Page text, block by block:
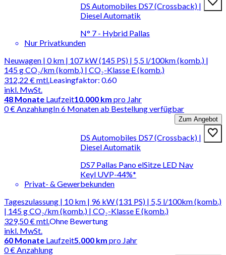
DS Automobiles DS7 (Crossback) |
Diesel Automatik
N° 7 - Hybrid Pallas
Nur Privatkunden
Neuwagen | 0 km | 107 kW (145 PS) | 5,5 l/100km (komb.) |
145 g CO₂/km (komb.) | CO₂-Klasse E (komb.)
312,22 €mtl.
inkl. MwSt.
Leasingfaktor: 0.60
48 Monate Laufzeit10.000 km pro Jahr
0 € AnzahlungIn 6 Monaten ab Bestellung verfügbar
Zum Angebot
DS Automobiles DS7 (Crossback) |
Diesel Automatik
DS7 Pallas Pano elSitze LED Nav
Keyl UVP-44%*
Privat- & Gewerbekunden
Tageszulassung | 10 km | 96 kW (131 PS) | 5,5 l/100km (komb.)
| 145 g CO₂/km (komb.) | CO₂-Klasse E (komb.)
329,50 €mtl.
inkl. MwSt.
Ohne Bewertung
60 Monate Laufzeit5.000 km pro Jahr
0 € Anzahlung